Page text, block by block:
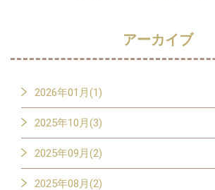
アーカイブ
2026年01月(1)
2025年10月(3)
2025年09月(2)
2025年08月(2)